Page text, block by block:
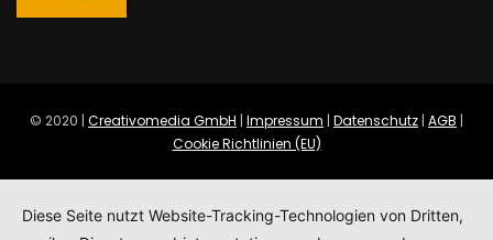
© 2020 | Creativomedia GmbH | Impressum | Datenschutz | AGB |
Cookie Richtlinien (EU)
Diese Seite nutzt Website-Tracking-Technologien von Dritten,